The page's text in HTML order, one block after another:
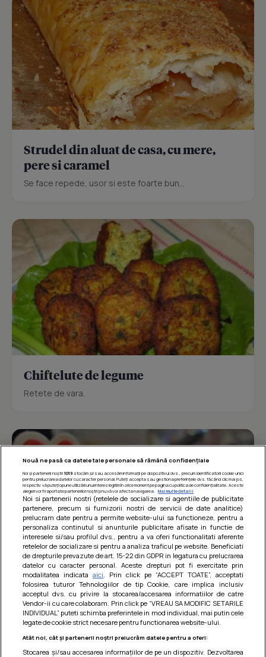
Strudel din aluat de casa, cu mere,
pere si caramel
Se face repede, usor si este foarte bun...
Chiftelute de legume
Retete de vara.
Barcute din vinete cu arpagic rosu
Un deliciu usor de preparat!
Nouă ne pasă ca datele tale personale să rămână confidențiale
Noi și partenerii noștri 1019stocăm și/sau accesăm informații pe dispozitivul dvs., precum identificatorii cookie unici
pentru prelucrarea datelor cu caracter personal. Puteți accepta sau gestiona preferințele dvs. făcând clic mai jos,
respectiv vă puteți opune utilizării unui interes legitim în orice moment pe pagina cu politica de confidențialitate. Aceste
alegeri vor fi raportate partenerilor noștri și nu vă vor afecta navigarea.
Mai multe detalii
Noi si partenerii nostri (retelele de socializare si agentiile de publicitate
partenere, precum si furnizorii nostri de servicii de date analitice)
prelucram date pentru a permite website-ului sa functioneze, pentru a
personaliza continutul si anunturile publicitare afisate in functie de
interesele si/sau profilul dvs., pentru a va oferi functionalitati aferente
retelelor de socializare si pentru a analiza traficul pe website. Beneficiati
de drepturile prevazute de art. 15-22 din GDPR in legatura cu prelucrarea
datelor cu caracter personal. Aceste drepturi pot fi exercitate prin
modalitatea indicataaici . Prin click pe “ACCEPT TOATE”, acceptati
folosirea tuturor Tehnologiilor de tip Cookie, care implica inclusiv
acceptul dvs. cu privire la stocarea/accesarea informatiilor de catre
Vendor-ii cu care colaboram. Prin click pe “VREAU SA MODIFIC SETARILE
INDIVIDUAL” puteti schimba preferintele in mod individual, mai putin cele
legate de cookie strict necesare pentru functionarea website-ului.
Atât noi, cât și partenerii noștri prelucrăm datele pentru a oferi:
Stocarea și/sau accesarea informațiilor de pe un dispozitiv. Dezvoltarea